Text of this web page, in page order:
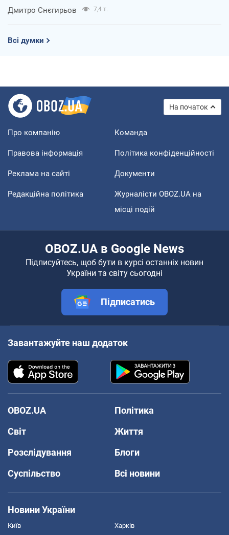
Дмитро Снєгирьов 7,4 т.
Всі думки
На початок
Про компанію Команда
Правова інформація Політика конфіденційності
Реклама на сайті Документи
Редакційна політика
Журналісти OBOZ.UA на
місці подій
OBOZ.UA в Google News
Підписуйтесь, щоб бути в курсі останніх новин
України та світу сьогодні
Підписатись
Завантажуйте наш додаток
OBOZ.UA
Політика
Світ
Життя
Розслідування
Блоги
Суспільство
Всі новини
Новини України
Київ Харків